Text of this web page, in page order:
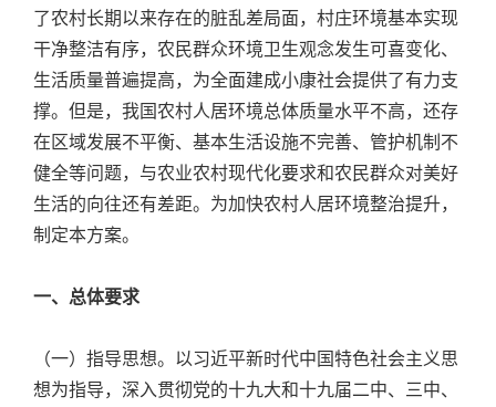
了农村长期以来存在的脏乱差局面，村庄环境基本实现
干净整洁有序，农民群众环境卫生观念发生可喜变化、
生活质量普遍提高，为全面建成小康社会提供了有力支
撑。但是，我国农村人居环境总体质量水平不高，还存
在区域发展不平衡、基本生活设施不完善、管护机制不
健全等问题，与农业农村现代化要求和农民群众对美好
生活的向往还有差距。为加快农村人居环境整治提升，
制定本方案。
一、总体要求
（一）指导思想。以习近平新时代中国特色社会主义思
想为指导，深入贯彻党的十九大和十九届二中、三中、